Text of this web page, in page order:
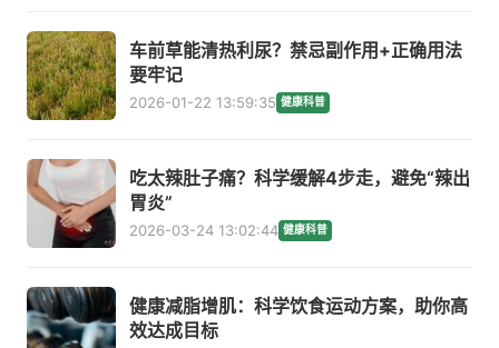
车前草能清热利尿？禁忌副作用+正确用法
要牢记
2026-01-22 13:59:35 健康科普
吃太辣肚子痛？科学缓解4步走，避免“辣出
胃炎”
2026-03-24 13:02:44 健康科普
健康减脂增肌：科学饮食运动方案，助你高
效达成目标